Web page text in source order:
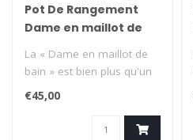
Pot De Rangement
Dame en maillot de
La « Dame en maillot de
bain » est bien plus qu'un
simple pot de rangement.
€45,00